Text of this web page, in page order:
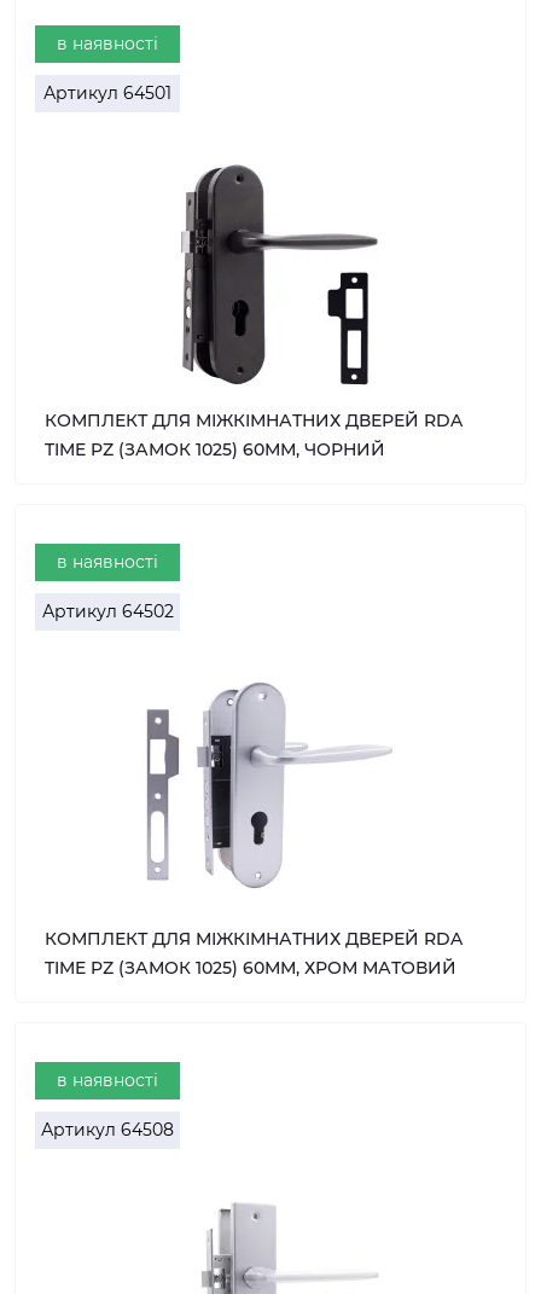
в наявності
Артикул 64501
КОМПЛЕКТ ДЛЯ МІЖКІМНАТНИХ ДВЕРЕЙ RDA
TIME PZ (ЗАМОК 1025) 60ММ, ЧОРНИЙ
в наявності
Артикул 64502
КОМПЛЕКТ ДЛЯ МІЖКІМНАТНИХ ДВЕРЕЙ RDA
TIME PZ (ЗАМОК 1025) 60ММ, ХРОМ МАТОВИЙ
в наявності
Артикул 64508